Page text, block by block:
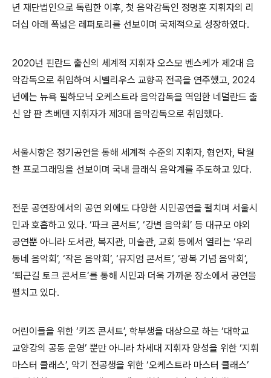
년 재단법인으로 독립한 이후, 첫 음악감독인 정명훈 지휘자의 리
더십 아래 폭넓은 레퍼토리를 선보이며 국제적으로 성장하였다.
2020년 핀란드 출신의 세계적 지휘자 오스모 벤스케가 제 2대 음
악감독으로 취임하여 시벨리우스 교향곡 전곡을 연주했고, 2024
년에는 뉴욕 필하모닉 오케스트라 음악감독을 역임한 네덜란드 출
신 얍 판 츠베덴 지휘자가 제 3대 음악감독으로 취임했다.
서울시향은 정기공연을 통해 세계적 수준의 지휘자, 협연자, 탁월
한 프로그래밍을 선보이며 국내 클래식 음악계를 주도하고 있다.
전문 공연장에서의 공연 외에도 다양한 시민공연을 펼치며 서울시
민과 호흡하고 있다. ‘파크 콘서트’, ‘강변 음악회 ’ 등 대규모 야외
공연뿐 아니라 도서관, 복지관, 미술관, 교회 등에서 열리는 ‘우리
동네 음악회 ’, ‘작은 음악회 ’, ‘뮤지엄 콘서트’, ‘광복 기념 음악회 ’,
‘퇴근길 토크 콘서트’를 통해 시민과 더욱 가까운 장소에서 공연을
펼치고 있다.
어린이들을 위한 ‘키즈 콘서트’, 학부생을 대상으로 하는 ‘대학교
교양강의 공동 운영’ 뿐만 아니라 차세대 지휘자 양성을 위한 ‘지휘
마스터 클래스’, 악기 전공생을 위한 ‘오케스트라 마스터 클래스’